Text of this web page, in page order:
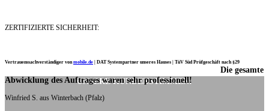
ZERTIFIZIERTE SICHERHEIT:
Vertrauenssachverständiger vonmobile.de DAT Systempartner unseres Hauses | TüV Süd Prüfgeschäft nach §29
UNSERE KUNDENSTIMMEN:
Die gesamte
Abwicklung des Auftrages waren sehr professionell!
Winfried S. aus Winterbach (Pfalz)